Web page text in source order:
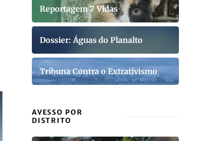
Reportagem 7 Vidas
Dossier: Águas do Planalto
Tribuna Contra o Extrativismo
AVESSO POR
DISTRITO